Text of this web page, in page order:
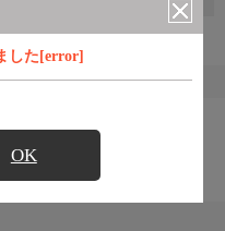
した[error]
OK